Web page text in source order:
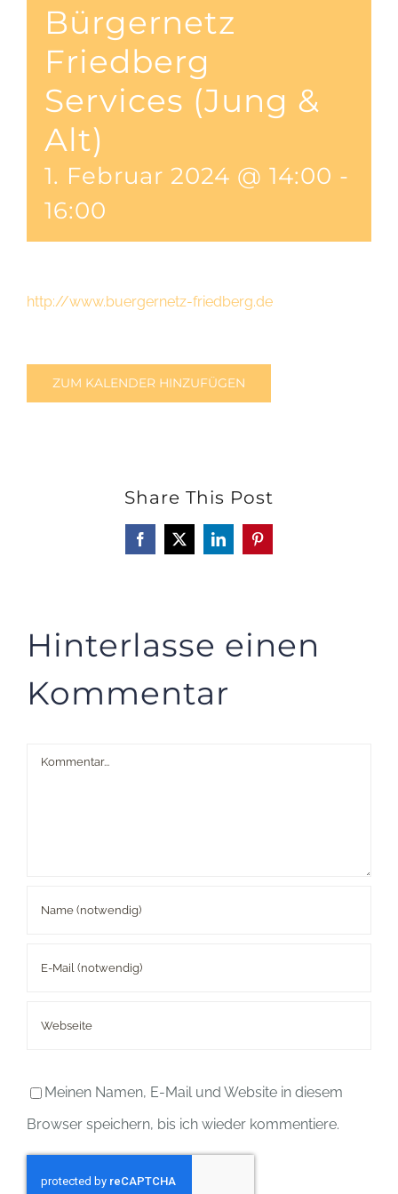
Bürgernetz
Friedberg
Services (Jung &
Alt)
1. Februar 2024 @ 14:00 -
16:00
http://www.buergernetz-friedberg.de
ZUM KALENDER HINZUFÜGEN
Share This Post
Facebook
X LinkedInPinterest
Hinterlasse einen
Kommentar
Kommentar
Meinen Namen, E-Mail und Website in diesem
Browser speichern, bis ich wieder kommentiere.